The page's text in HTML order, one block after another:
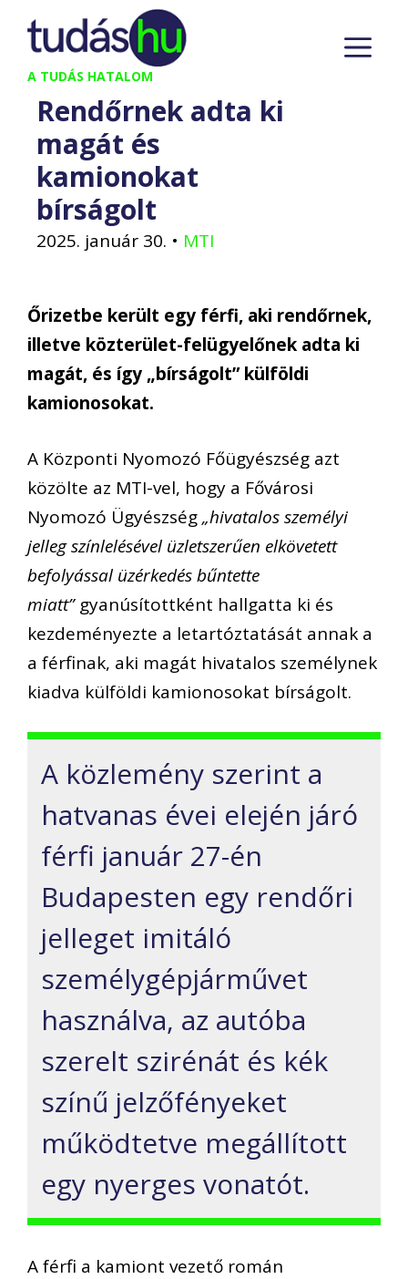
Kilépés
tartalomba
A TUDÁS HATALOM
Rendőrnek adta ki
magát és
kamionokat
bírságolt
2025. január 30. • MTI
Őrizetbe került egy férfi, aki rendőrnek,
illetve közterület-felügyelőnek adta ki
magát, és így „bírságolt” külföldi
kamionosokat.
A Központi Nyomozó Főügyészség azt
közölte az MTI-vel, hogy a Fővárosi
Nyomozó Ügyészség„hivatalos személyi
jelleg színlelésével üzletszerűen elkövetett
befolyással üzérkedés bűntette
miatt”gyanúsítottként hallgatta ki és
kezdeményezte a letartóztatását annak a
a férfinak, aki magát hivatalos személynek
kiadva külföldi kamionosokat bírságolt.
A közlemény szerint a
hatvanas évei elején járó
férfi január 27-én
Budapesten egy rendőri
jelleget imitáló
személygépjárművet
használva, az autóba
szerelt szirénát és kék
színű jelzőfényeket
működtetve megállított
egy nyerges vonatót.
A férfi a kamiont vezető román